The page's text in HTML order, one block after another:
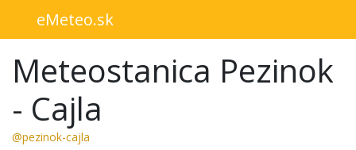
eMeteo.sk
Meteostanica Pezinok
- Cajla
@pezinok-cajla